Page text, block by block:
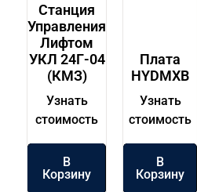
Станция
Управления
Лифтом
УКЛ 24Г-04
(КМЗ)
Узнать
стоимость
В
Корзину
Плата
HYDMXB
Узнать
стоимость
В
Корзину